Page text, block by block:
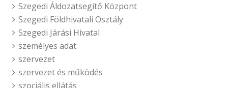
Szegedi Áldozatsegítő Központ
Szegedi Földhivatali Osztály
Szegedi Járási Hivatal
személyes adat
szervezet
szervezet és működés
szociális ellátás